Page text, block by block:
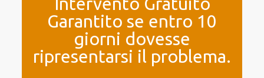
Garantito se entro 10
giorni dovesse
ripresentarsi il problema.